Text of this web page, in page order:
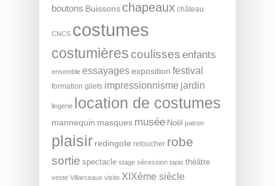
boutons Buissons chapeaux château
CNCS costumes
costumières coulisses enfants
ensemble essayagesexposition festival
formation gilets impressionnisme jardin
lingerie location de costumes
mannequin masques musée Noël patron
plaisir redingote retoucher robe
sortie spectacle stage sécession tapis théâtre
veste Villarceaux visite XIXème siècle